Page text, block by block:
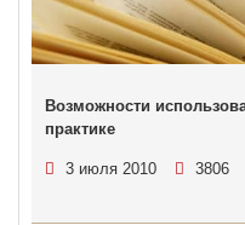
Возможности
практике
3 июля 2010 3806